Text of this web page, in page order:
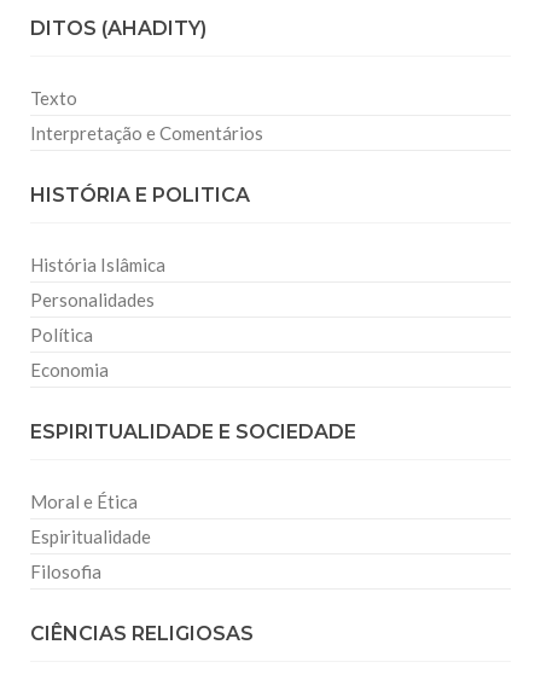
DITOS (AHADITY)
Texto
Interpretação e Comentários
HISTÓRIA E POLITICA
História Islâmica
Personalidades
Política
Economia
ESPIRITUALIDADE E SOCIEDADE
Moral e Ética
Espiritualidade
Filosofia
CIÊNCIAS RELIGIOSAS